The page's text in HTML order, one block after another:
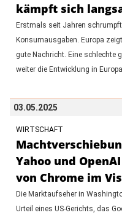
kämpft sich
Erstmals seit Jahren
Konsumausgaben. Europa
gute Nachricht. Eine schlechte
weiter die Entwicklung in
03.05.2025
WIRTSCHAFT
Yahoo und
von Chrome im
Die Marktaufseher in
Urteil eines US-Gerichts, das